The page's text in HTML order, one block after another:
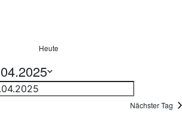
Heute
Nächster Tag